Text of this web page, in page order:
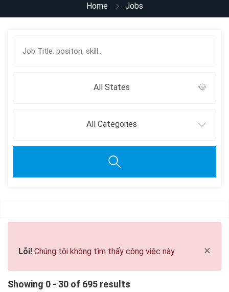
Home Jobs
All States
All Categories
×
Lỗi! Chúng tôi không tìm thấy công việc này.
Showing 0 - 30 of 695 results